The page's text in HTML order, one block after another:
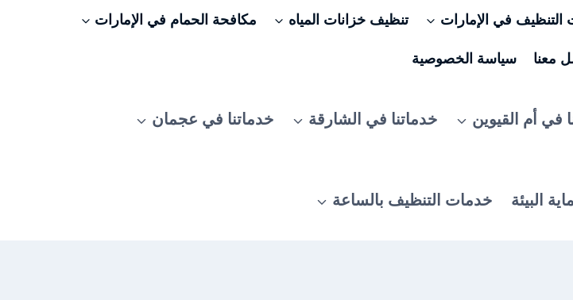
التنظيف في الإمارات تنظيف خزانات المياه مكافحة الحمام في الإمارات
معنا سياسة الخصوصية
في أم القيوين خدماتنا في الشارقة خدماتنا في عجمان
البيئة خدمات التنظيف بالساعة